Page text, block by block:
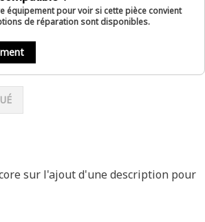
équipement pour voir si cette pièce convient
de réparation sont disponibles.
sur l'ajout d'une description pour